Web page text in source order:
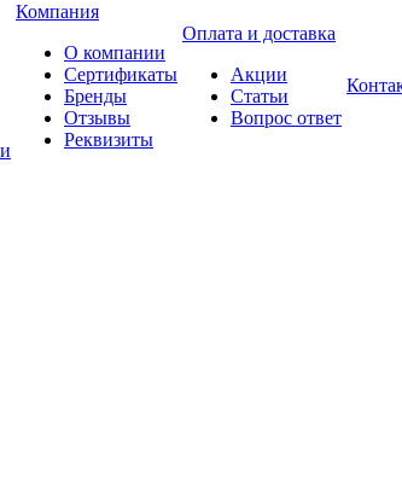
Компания
О компании
Сертификаты
Бренды
Отзывы
Реквизиты
Оплата и доставка
Акции
Статьи
Вопрос ответ